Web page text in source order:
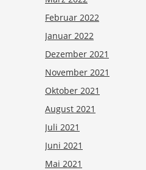
Februar 2022
Januar 2022
Dezember 2021
November 2021
Oktober 2021
August 2021
Juli 2021
Juni 2021
Mai 2021